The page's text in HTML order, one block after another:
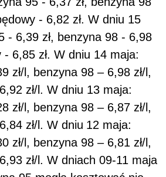
- 6,82 zł. W dniu 15
- 6,39 zł, benzyna 98 - 6,98
- 6,85 zł. W dniu 14 maja:
zł/l, benzyna 98 – 6,98 zł/l,
zł/l. W dniu 13 maja:
zł/l, benzyna 98 – 6,87 zł/l,
zł/l. W dniu 12 maja:
zł/l, benzyna 98 – 6,81 zł/l,
zł/l. W dniach 09-11 maja